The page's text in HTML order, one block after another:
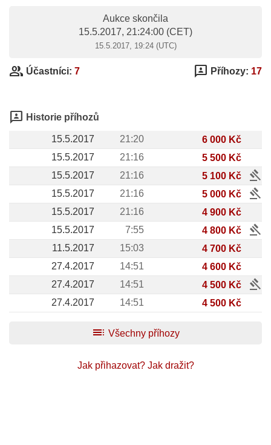
Aukce skončila
15.5.2017, 21:24:00 (CET)
15.5.2017, 19:24 (UTC)
group Účastníci: 7 3p Příhozy: 17
3p Historie příhozů
15.5.2017 21:20
6 000 Kč
15.5.2017
21:16
5 500 Kč
15.5.2017
21:16 5 100 Kč gavel
15.5.2017 21:16 5 000 Kč gavel
15.5.2017 21:16
4 900 Kč
15.5.2017
7:55 4 800 Kč gavel
11.5.2017 15:03
4 700 Kč
27.4.2017
14:51
4 600 Kč
27.4.2017
14:51 4 500 Kč gavel
27.4.2017 14:51 4 500 Kč
toc Všechny příhozy
Jak přihazovat? Jak dražit?